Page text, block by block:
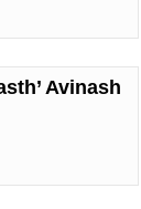
Avinash